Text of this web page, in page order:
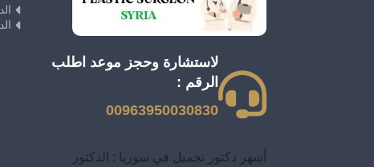
لاستشارة وحجز موعد اطلب
الرقم :
00963950030830
أشهر دكتور تجميل في سوريا : الدكتور